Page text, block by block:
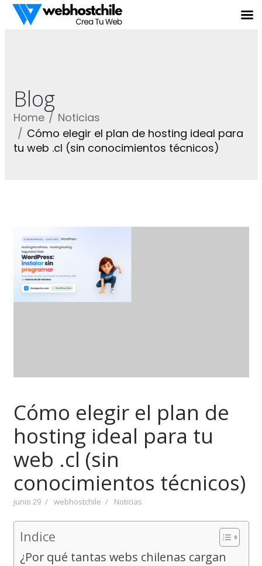
Blog
Home
Noticias
Cómo elegir el plan de hosting ideal para
tu web .cl (sin conocimientos técnicos)
Cómo elegir el plan de
hosting ideal para tu
web .cl (sin
conocimientos técnicos)
junio 29 webhostchile Noticias
Indice
¿Por qué tantas webs chilenas cargan